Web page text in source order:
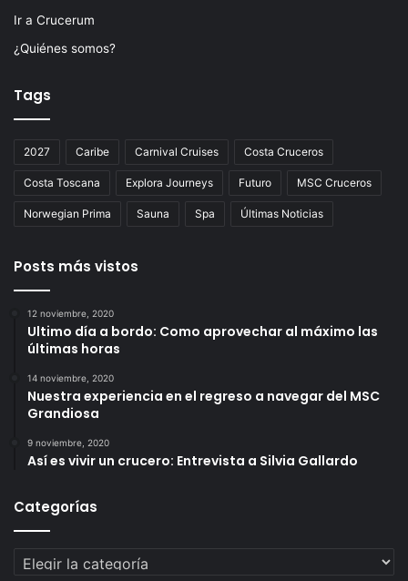
Ir a Crucerum
¿Quiénes somos?
Tags
2027 Caribe Carnival Cruises Costa Cruceros
Costa Toscana Explora Journeys Futuro MSC Cruceros
Norwegian Prima Sauna Spa Últimas Noticias
Posts más vistos
12 noviembre, 2020
Ultimo día a bordo: Como aprovechar al máximo las
últimas horas
14 noviembre, 2020
Nuestra experiencia en el regreso a navegar del MSC
Grandiosa
9 noviembre, 2020
Así es vivir un crucero: Entrevista a Silvia Gallardo
Categorías
Categorías